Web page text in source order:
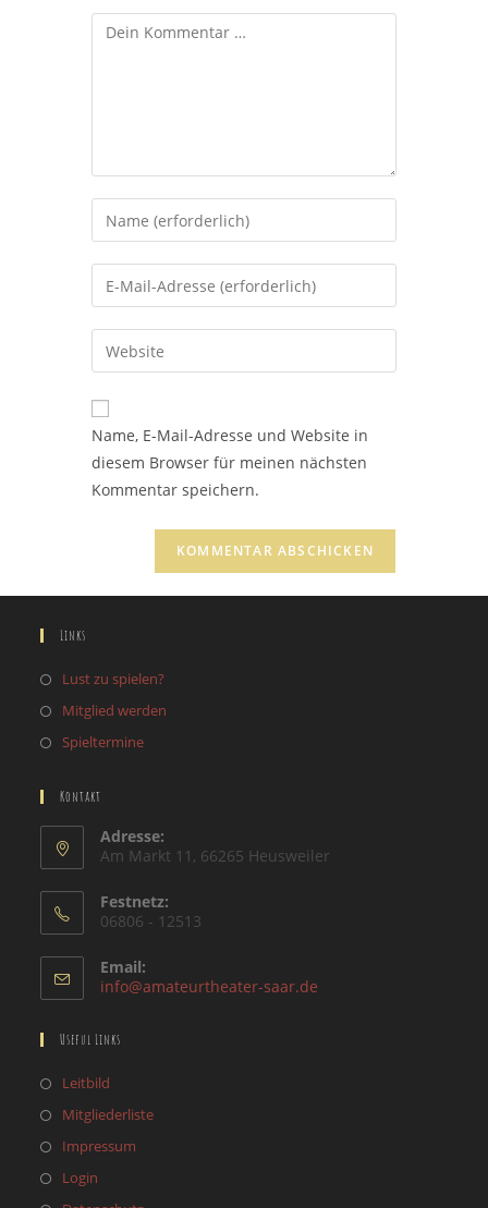
Kommentar
Gib
deinen
Namen
oder
zum
Kommentieren
ein
Gib
deine
E-
Mail-
zum
Kommentieren
ein
Gib
deine
Website-
URL
Name, E-Mail-Adresse und Website in
diesem Browser für meinen nächsten
Kommentar speichern.
Links
Lust zu spielen?
Mitglied werden
Spieltermine
Kontakt
Adresse:
Am Markt 11, 66265 Heusweiler
Festnetz:
06806 - 12513
Email:
info@amateurtheater-saar.de
Useful Links
Leitbild
in
MitgliederlisteOpens
Impressum
Login
in